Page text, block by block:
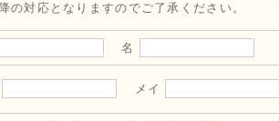
の対応となりますのでご了承ください。
名
メイ